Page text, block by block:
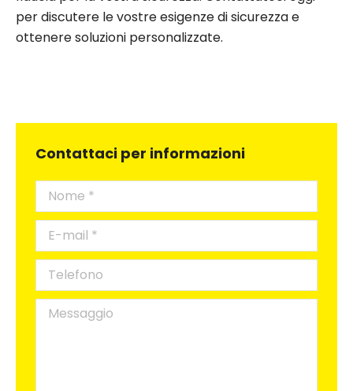
per discutere le vostre esigenze di sicurezza e
ottenere soluzioni personalizzate.
Contattaci per informazioni
Nome *
E-mail *
Telefono
Messaggio